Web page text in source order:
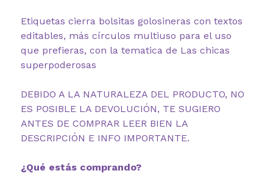
Etiquetas cierra bolsitas golosineras con textos
editables, más círculos multiuso para el uso
que prefieras, con la tematica de Las chicas
superpoderosas
DEBIDO A LA NATURALEZA DEL PRODUCTO, NO
ES POSIBLE LA DEVOLUCIÓN, TE SUGIERO
ANTES DE COMPRAR LEER BIEN LA
DESCRIPCIÓN E INFO IMPORTANTE.
¿Qué estás comprando?